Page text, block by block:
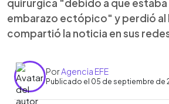
quirúrgica "debido a que estaba
embarazo ectópico" y perdió al
compartió la noticia en sus
PorAgencia EFE
Publicado el 05 de septiembre de